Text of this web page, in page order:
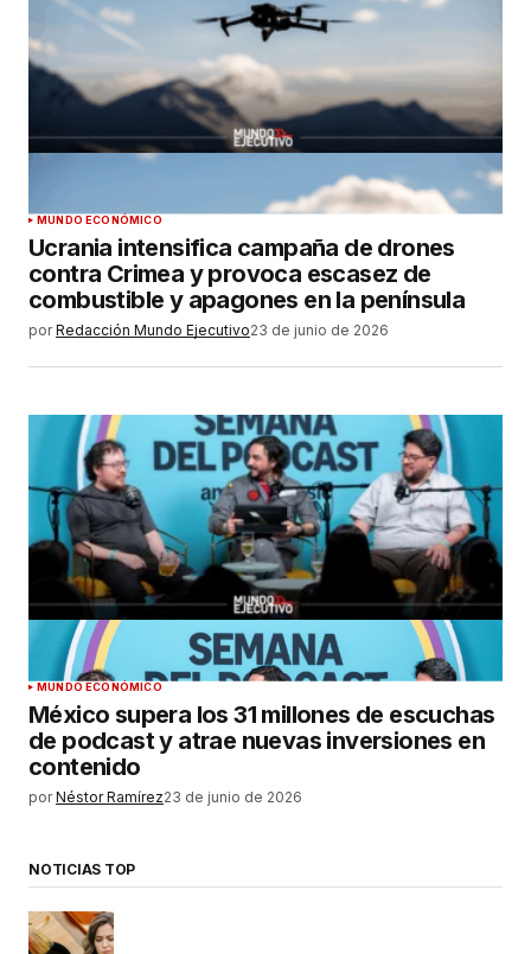
MUNDO ECONÓMICO
Ucrania intensifica campaña de drones
contra Crimea y provoca escasez de
combustible y apagones en la península
por Redacción Mundo Ejecutivo23 de junio de 2026
MUNDO ECONÓMICO
México supera los 31 millones de escuchas
de podcast y atrae nuevas inversiones en
contenido
por Néstor Ramírez23 de junio de 2026
NOTICIAS TOP